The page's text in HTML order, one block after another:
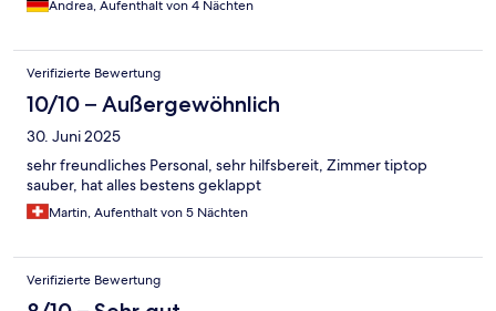
Andrea, Aufenthalt von 4 Nächten
Verifizierte Bewertung
10/10 – Außergewöhnlich
30. Juni 2025
sehr freundliches Personal, sehr hilfsbereit, Zimmer tiptop
sauber, hat alles bestens geklappt
Martin, Aufenthalt von 5 Nächten
Verifizierte Bewertung